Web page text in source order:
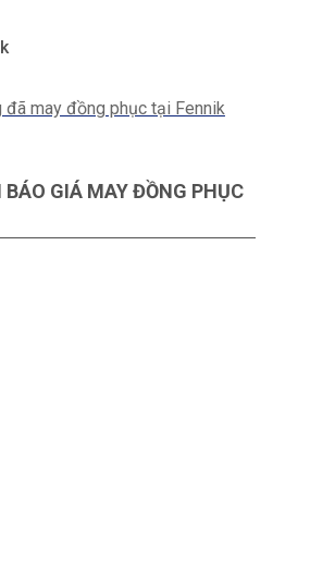
đã may đồng phục tại Fennik
GIÁ MAY ĐỒNG PHỤC